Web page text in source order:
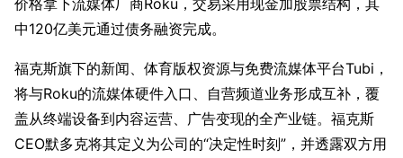
中120亿美元通过债务融资完成。
福克斯旗下的新闻、体育版权资源与免费流媒体平台Tubi，
将与Roku的流媒体硬件入口、自营频道业务形成互补，覆
盖从终端设备到内容运营、广告变现的全产业链。福克斯
CEO默多克将其定义为公司的“决定性时刻”，并透露双方用